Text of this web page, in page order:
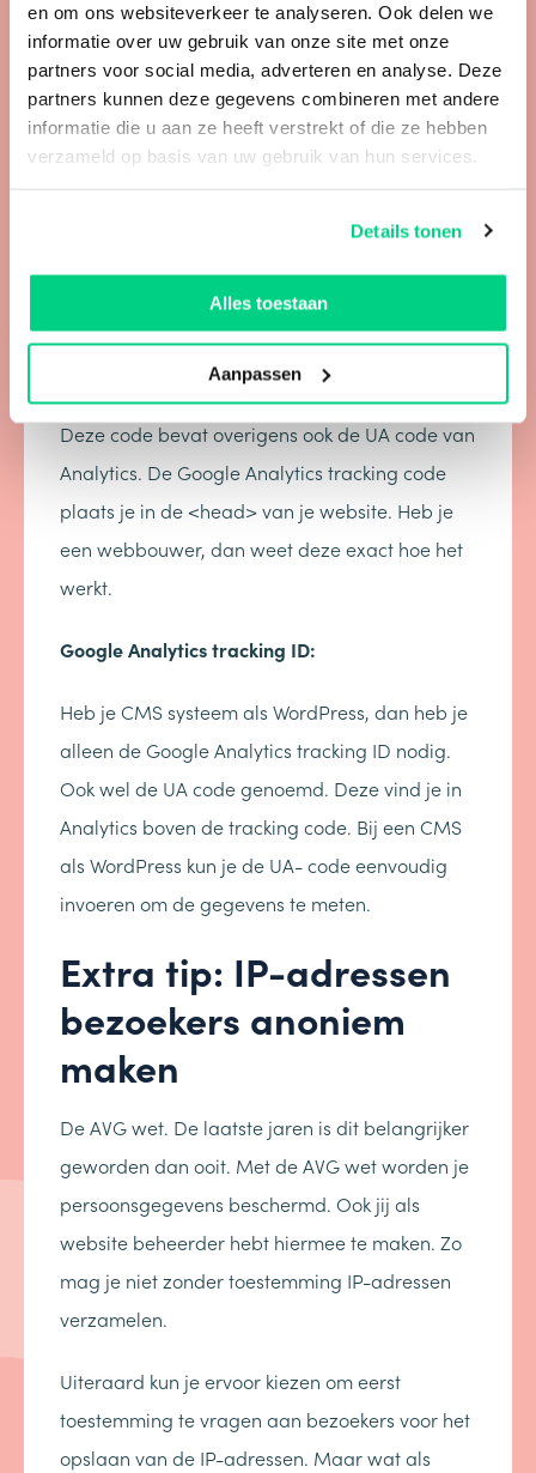
en om ons websiteverkeer te analyseren. Ook delen we
informatie over uw gebruik van onze site met onze
partners voor social media, adverteren en analyse. Deze
partners kunnen deze gegevens combineren met andere
informatie die u aan ze heeft verstrekt of die ze hebben
verzameld op basis van uw gebruik van hun services.
Details tonen
Alles toestaan
Aanpassen
manieren installeren. Wat is het verschil precies
tussen deze twee trackingsmethodes?
Zowel de Google Analytics tracking code als de
Google Analytics tracking ID kun je bij ‘beheer’
Google Analytics tracking code:
die te vinden is tussen <script> en </script>.
Deze code bevat overigens ook de UA code van
Analytics. De Google Analytics tracking code
plaats je in de <head> van je website. Heb je
een webbouwer, dan weet deze exact hoe het
werkt.
Google Analytics tracking ID:
Heb je CMS systeem als WordPress, dan heb je
alleen de Google Analytics tracking ID nodig.
Ook wel de UA code genoemd. Deze vind je in
Analytics boven de tracking code. Bij een CMS
als WordPress kun je de UA- code eenvoudig
invoeren om de gegevens te meten.
Extra tip: IP-adressen
bezoekers anoniem
maken
De AVG wet. De laatste jaren is dit belangrijker
geworden dan ooit. Met de AVG wet worden je
persoonsgegevens beschermd. Ook jij als
website beheerder hebt hiermee te maken. Zo
mag je niet zonder toestemming IP-adressen
verzamelen.
Uiteraard kun je ervoor kiezen om eerst
toestemming te vragen aan bezoekers voor het
opslaan van de IP-adressen. Maar wat als